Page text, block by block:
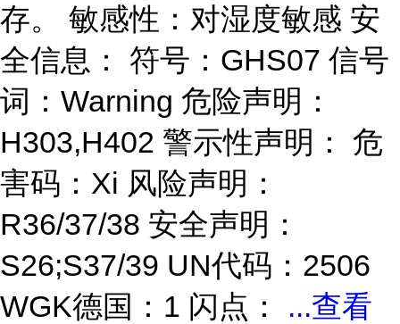
存。 敏感性：对湿度敏感 安
全信息： 符号：GHS07 信号
词：Warning 危险声明：
H303,H402 警示性声明： 危
害码：Xi 风险声明：
R36/37/38 安全声明：
S26;S37/39 UN代码：2506
WGK德国：1 闪点： ...查看